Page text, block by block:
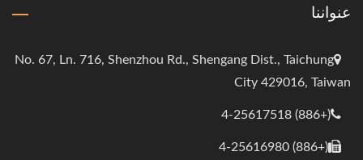
عنواننا
No. 67, Ln. 716, Shenzhou Rd., Shengang Dist., Taichung
City 429016, Taiwan
(+886) 4-25617518
(+886) 4-25616980